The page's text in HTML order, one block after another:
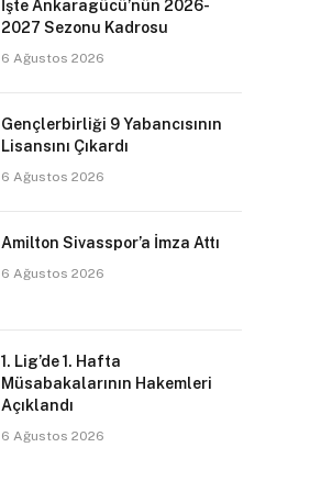
İşte Ankaragücü’nün 2026-
2027 Sezonu Kadrosu
6 Ağustos 2026
Gençlerbirliği 9 Yabancısının
Lisansını Çıkardı
6 Ağustos 2026
Amilton Sivasspor’a İmza Attı
6 Ağustos 2026
1. Lig’de 1. Hafta
Müsabakalarının Hakemleri
Açıklandı
6 Ağustos 2026